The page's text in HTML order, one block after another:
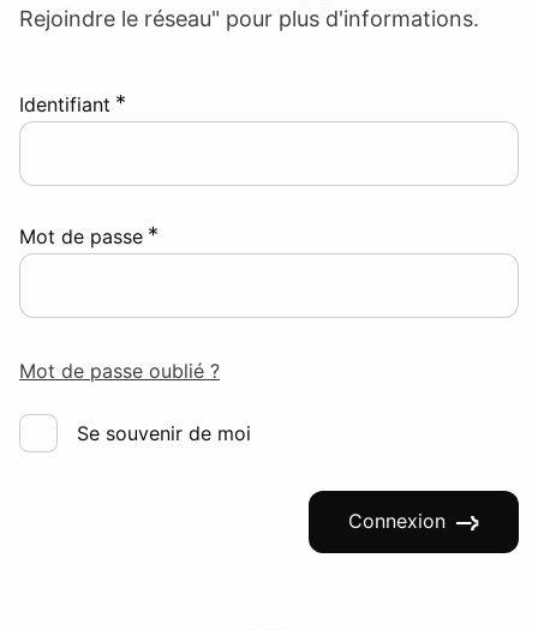
Rejoindre le réseau" pour plus d'informations.
Identifiant *
Mot de passe *
Mot de passe oublié ?
Se souvenir de moi
Connexion